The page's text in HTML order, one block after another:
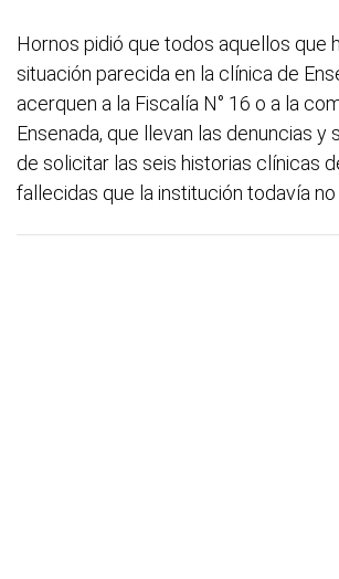
Hornos pidió que todos aquellos que
situación parecida en la clínica de
acerquen a la Fiscalía N° 16 o a la
Ensenada, que llevan las denuncias y
de solicitar las seis historias clínicas
fallecidas que la institución todavía no